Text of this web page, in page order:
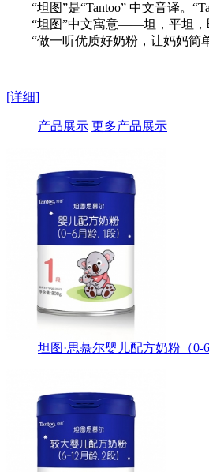
“坦图”是“Tantoo” 中文音译。
“坦图”中文寓意——坦，平坦，即
“做一听优质好奶粉，让妈妈简
[详细]
产品展示 更多产品展示
坦图·思慕尔婴儿配方奶粉（0-